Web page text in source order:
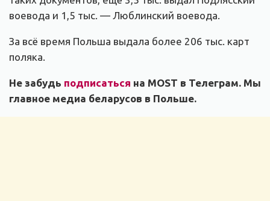
воевода и 1,5 тыс. — Люблинский воевода.
За всё время Польша выдала более 206 тыс. карт
поляка.
Не забудь подписаться на MOST в Телеграм. Мы
главное медиа беларусов в Польше.